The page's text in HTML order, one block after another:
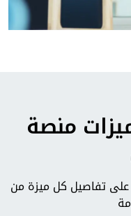
منصة
على تفاصيل كل ميزة من